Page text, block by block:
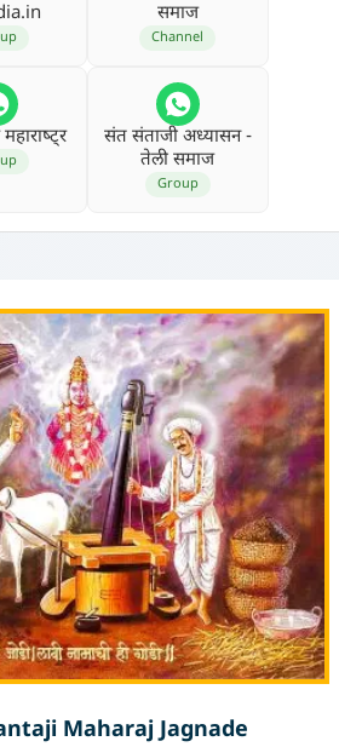
समाज
Channel
संत संताजी अध्‍यासन -
तेली समाज
Group
Maharaj Jagnade